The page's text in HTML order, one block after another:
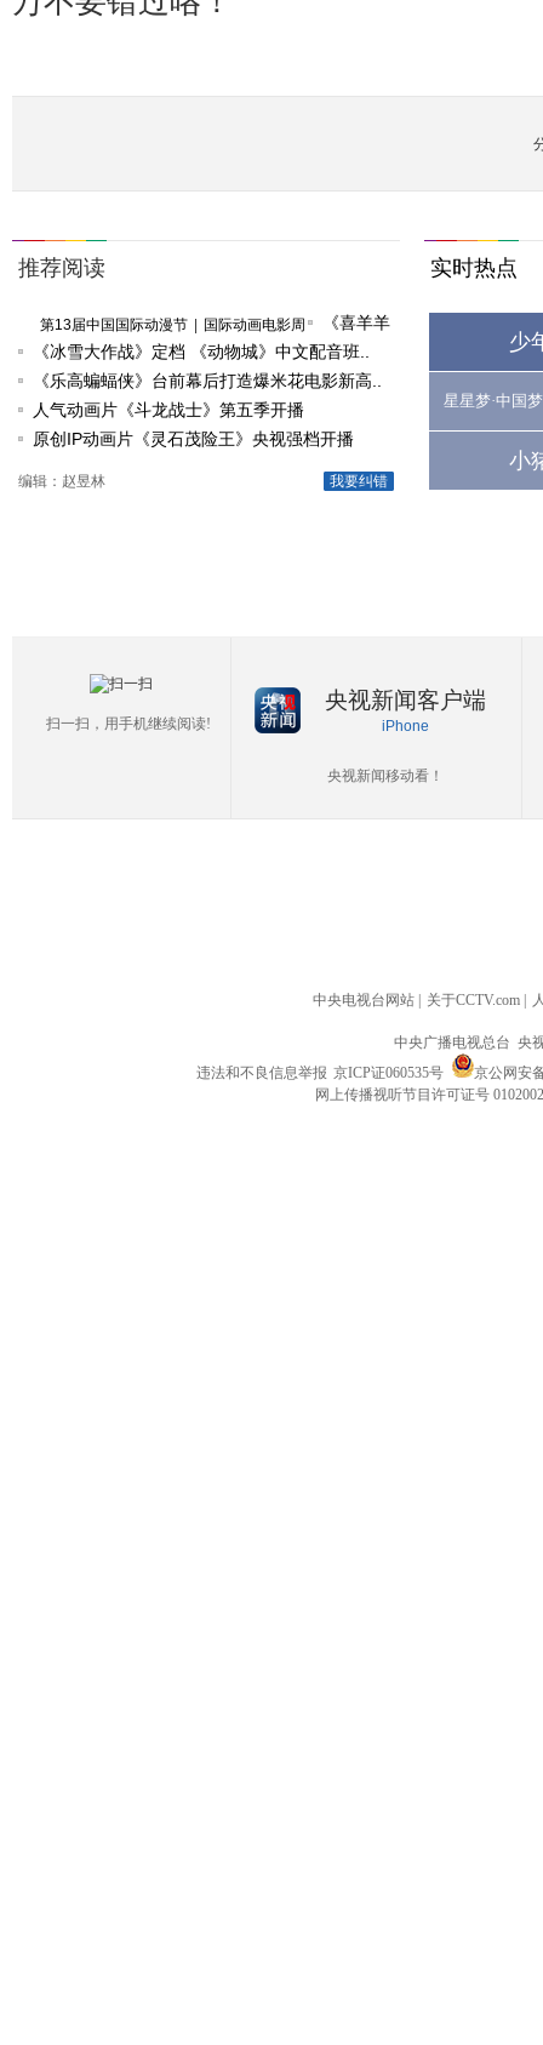
推荐阅读
第13届中国国际动漫节 国际动画电影周
《喜羊羊
与灰太狼
之深海历
儿频道
热..
《冰雪大作战》定档 《动物城》中文配音班..
《乐高蝙蝠侠》台前幕后打造爆米花电影新高..
人气动画片《斗龙战士》第五季开播
原创IP动画片《灵石茂险王》央视强档开播
我要纠错
编辑：赵昱林
实时热点
少
星星梦·中国梦
小
扫一扫，用手机继续阅读!
央视新闻客户端
iPhone
央视新闻移动看！
中央电视台网站 关于CCTV.com
中央广播电视总台 央
违法和不良信息举报 京ICP证060535号
京公网安
网上传播视听节目许可证号